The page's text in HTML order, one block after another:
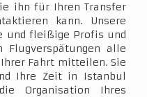
ihn für Ihren Transfer
kann. Unsere
und fleißige Profis und
alle
Fahrt mitteilen. Sie
Ihre Zeit in Istanbul
Organisation Ihres